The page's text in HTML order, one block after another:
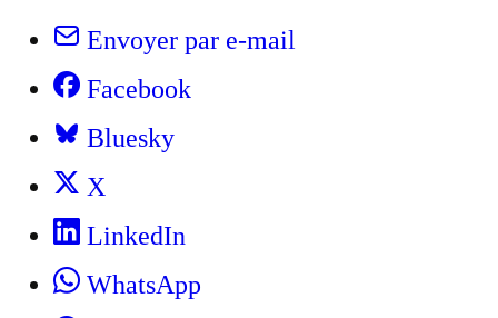
Envoyer par e-mail
Facebook
Bluesky
X
LinkedIn
WhatsApp